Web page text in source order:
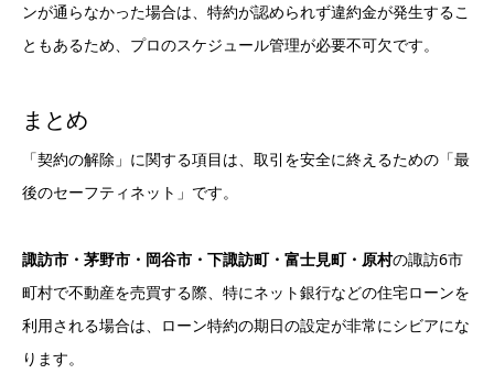
ンが通らなかった場合は、特約が認められず違約金が発生するこ
ともあるため、プロのスケジュール管理が必要不可欠です。
まとめ
「契約の解除」に関する項目は、取引を安全に終えるための「最
後のセーフティネット」です。
諏訪市・茅野市・岡谷市・下諏訪町・富士見町・原村の諏訪6市
町村で不動産を売買する際、特にネット銀行などの住宅ローンを
利用される場合は、ローン特約の期日の設定が非常にシビアにな
ります。